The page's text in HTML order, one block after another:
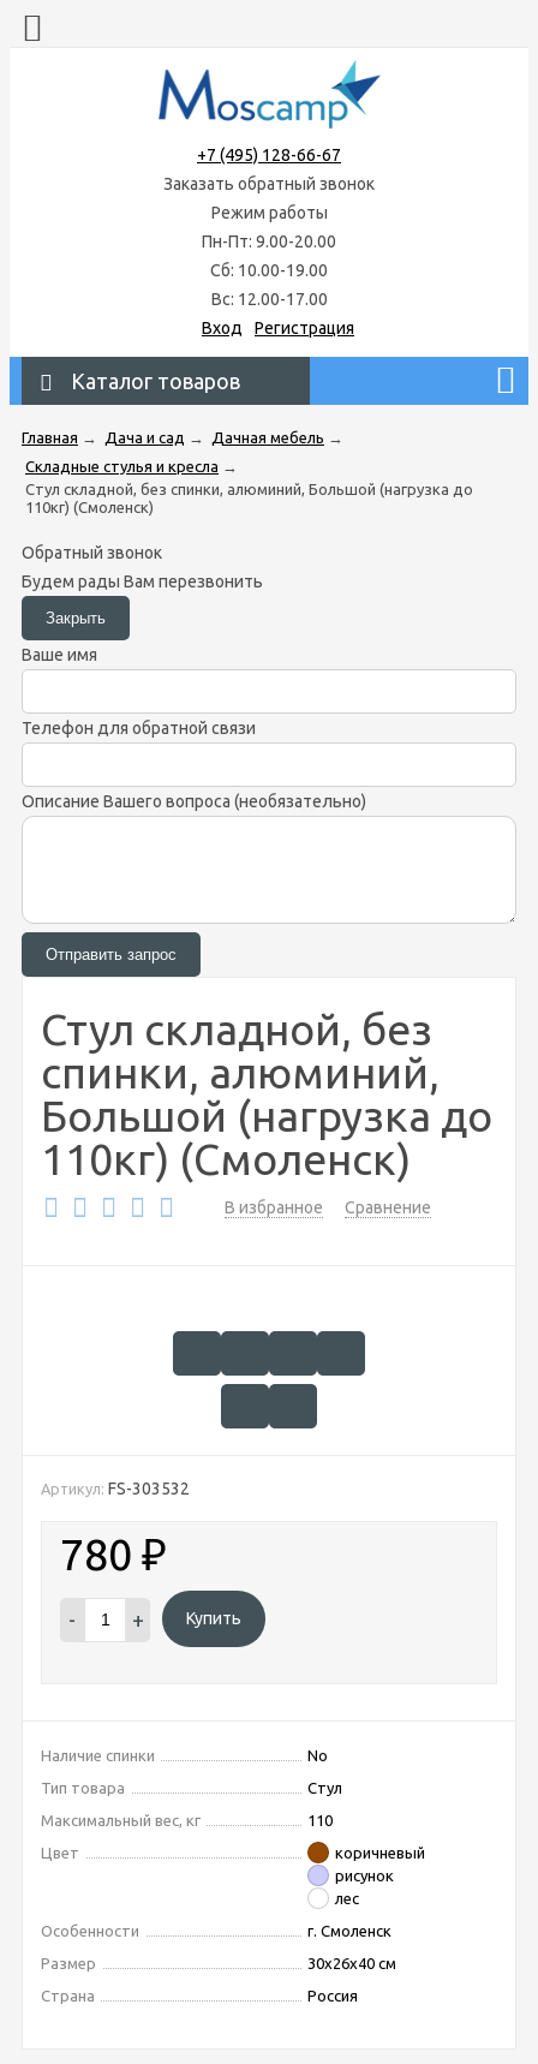
+7 (495) 128-66-67
Заказать обратный звонок
Режим работы
Пн-Пт: 9.00-20.00
Сб: 10.00-19.00
Вс: 12.00-17.00
Вход
Регистрация
Каталог товаров
Главная → Дача и сад → Дачная мебель →
Складные стулья и кресла →
Стул складной, без спинки, алюминий, Большой (нагрузка до
110кг) (Смоленск)
Обратный звонок
Будем рады Вам перезвонить
Ваше имя
Телефон для обратной связи
Описание Вашего вопроса (необязательно)
Стул складной, без
спинки, алюминий,
Большой (нагрузка до
110кг) (Смоленск)
В избранное Сравнение
Артикул: FS-303532
780 ₽
- + Купить
Наличие спинки
No
Тип товара
Стул
Максимальный вес, кг
110
Цвет
коричневый
рисунок
лес
Особенности
г. Смоленск
Размер
30x26x40 см
Страна
Россия